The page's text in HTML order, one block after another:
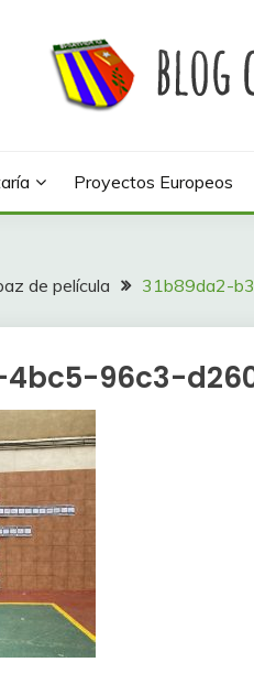
Proyectos Europeos
de película 31b89da2-
96c3-